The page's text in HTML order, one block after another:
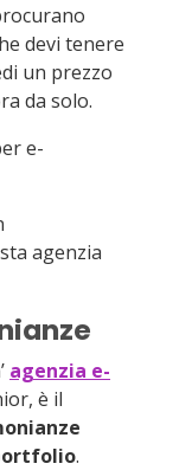
devi tenere
un prezzo
da solo.
e-
agenzia
agenzia e-
è il
.